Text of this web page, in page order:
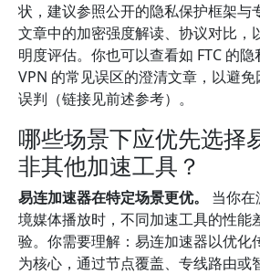
状，建议参照公开的隐私保护框架与
文章中的加密强度解读、协议对比，
明度评估。你也可以查看如 FTC 的
VPN 的常见误区的澄清文章，以避
误判（链接见前述参考）。
哪些场景下应优先选择
非其他加速工具？
易连加速器在特定场景更优。
当你
境媒体播放时，不同加速工具的性能
验。你需要理解：易连加速器以优化
为核心，通过节点覆盖、专线路由或